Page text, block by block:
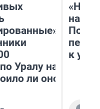
Уралу на
ли оно
надо
к